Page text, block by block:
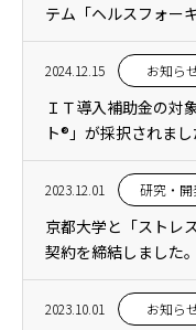
テム「ヘルスフォー
2024.12.15 お知ら
ＩＴ導入補助金の対
ト®」が採択されまし
2023.12.01 研究・開
京都大学と「ストレ
契約を締結しました。
2023.10.01 お知ら